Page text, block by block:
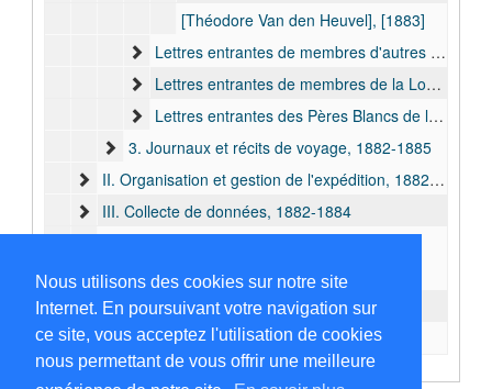
Nous utilisons des cookies sur notre site
Internet. En poursuivant votre navigation sur
ce site, vous acceptez l'utilisation de cookies
nous permettant de vous offrir une meilleure
[Théodore Van den Heuvel], [1883]
Lettres entrantes de membres d'autres sections de l'AIA, 1883-1889
Lettres entrantes de membres de la London Missionary Society, 1884-1885
Lettres entrantes des Pères Blancs de la mission au Lac Tanganyika, 1885-1888
3. Journaux et récits de voyage, 1882-1885
II. Organisation et gestion de l'expédition, 1882-1885
III. Collecte de données, 1882-1884
B. Auteur, 1885-1890
C. Documentation, 1882-1920
D. Pièces d'origine étrangère, 1907-1930